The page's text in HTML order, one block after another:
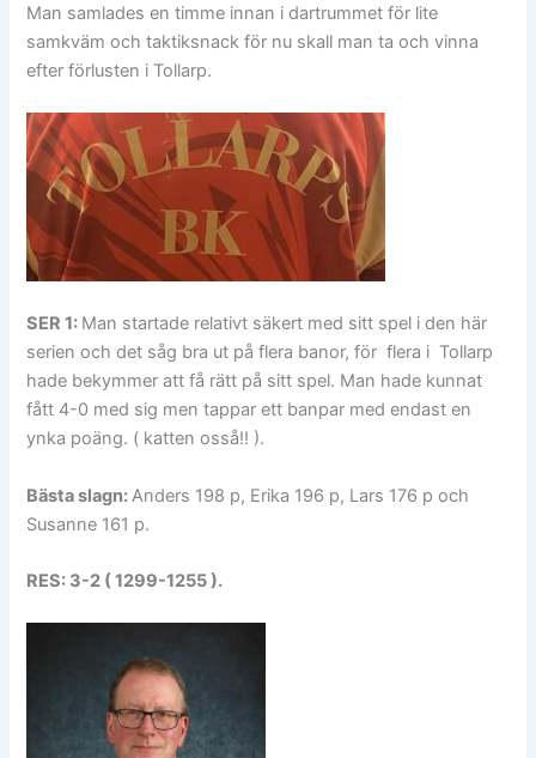
Man samlades en timme innan i dartrummet för lite
samkväm och taktiksnack för nu skall man ta och vinna
efter förlusten i Tollarp.
SER 1: Man startade relativt säkert med sitt spel i den här
serien och det såg bra ut på flera banor, för flera i Tollarp
hade bekymmer att få rätt på sitt spel. Man hade kunnat
fått 4-0 med sig men tappar ett banpar med endast en
ynka poäng. ( katten osså!! ).
Bästa slagn: Anders 198 p, Erika 196 p, Lars 176 p och
Susanne 161 p.
RES: 3-2 ( 1299-1255 ).